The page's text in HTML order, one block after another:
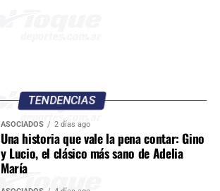
TENDENCIAS
ASOCIADOS 2 días ago
Una historia que vale la pena contar: Gino
y Lucio, el clásico más sano de Adelia
María